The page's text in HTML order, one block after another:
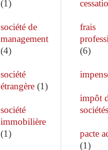
(1)
société de
management
(4)
société
étrangère(1)
société
immobilière
(1)
frais
(6)
impôt
sociétés
pacte
(1)